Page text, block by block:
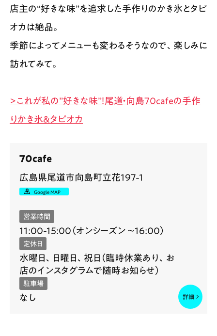
店主の“好きな味”を追求した手作りのかき氷とタピ
オカは絶品。
季節によってメニューも変わるそうなので、楽しみに
訪れてみて。
>これが私の”好きな味”！尾道・向島70cafeの手作
りかき氷&タピオカ
70cafe
広島県尾道市向島町立花197-1
Google MAP
営業時間
11:00-15:00（オンシーズン 〜16:00）
定休日
水曜日、日曜日、祝日（臨時休業あり、お
店のインスタグラムで随時お知らせ）
駐車場
なし